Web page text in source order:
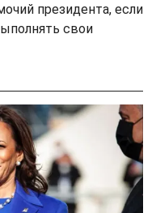
президента, если
свои